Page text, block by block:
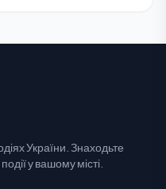
України. Знаходьте
у вашому місті.